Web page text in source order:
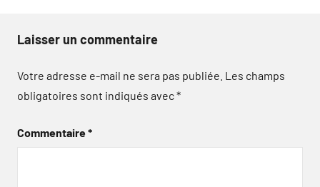
Laisser un commentaire
Votre adresse e-mail ne sera pas publiée. Les champs
obligatoires sont indiqués avec*
Commentaire*